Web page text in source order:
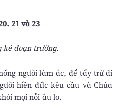
21 và 23
kẻ đoạn trường.
người làm ác, để tẩy trừ di
hiền đức kêu cầu và Chúa
mọi nỗi âu lo.